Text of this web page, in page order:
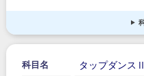
科目名 タップダンスⅡ